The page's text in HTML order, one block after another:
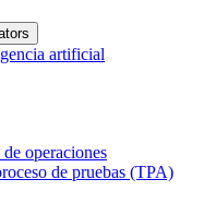
artificial
operaciones
de pruebas (TPA)